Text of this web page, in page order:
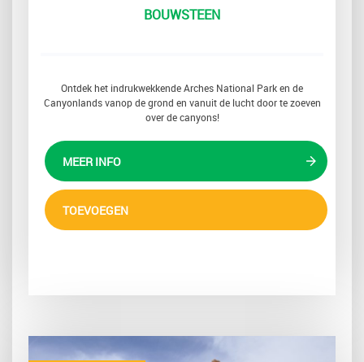
BOUWSTEEN
Ontdek het indrukwekkende Arches National Park en de
Canyonlands vanop de grond en vanuit de lucht door te zoeven
over de canyons!
MEER INFO
TOEVOEGEN